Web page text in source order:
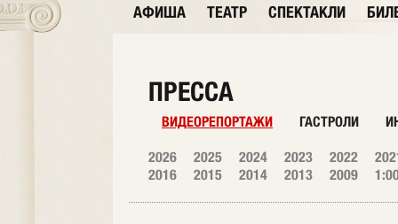
АФИША ТЕАТР СПЕКТАКЛИ
ПРЕССА
ВИДЕОРЕПОРТАЖИ ГАСТРОЛИ
2026 2025 2024 2023 2022
2016
2015 2014 2013 2009